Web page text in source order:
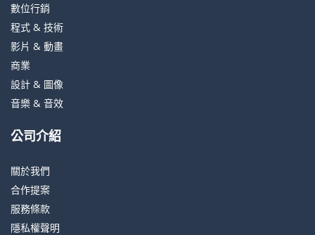
數位行銷
程式 & 技術
影片 & 動畫
商業
設計 & 圖像
音樂 & 音效
公司介紹
關於我們
合作提案
服務條款
隱私權聲明